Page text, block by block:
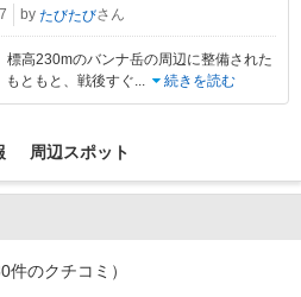
by たびたびさん
高230mのバンナ岳の周辺に整備された
ともと、戦後すぐ... 続きを読む
周辺スポット
件のクチコミ）